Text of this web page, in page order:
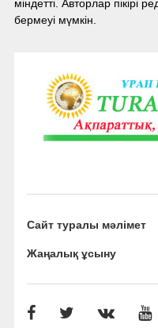
міндетті. Авторлар пікірі
бермеуі мүмкін.
Сайт туралы мәлімет
Жаңалық ұсыну